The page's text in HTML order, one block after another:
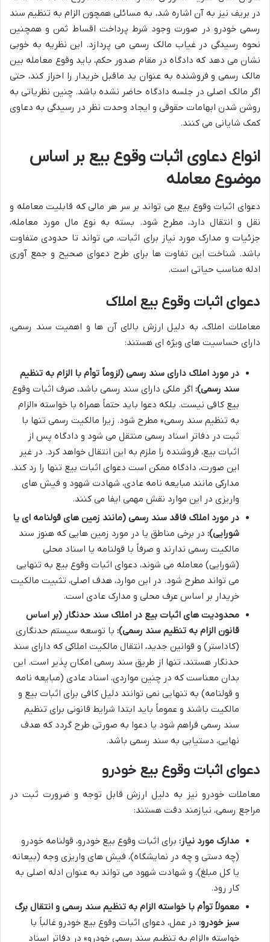
در بریف نیز به آن اشاره شد، به مسائلی همچون الزام به تنظیم سند
رسمی خودرو در صورت وجود شرط پرداخت اقساط ثمن و همچنین
نحوه رسیدگی در غیاب مالک رسمی می پردازد. این نظریه به خوبی
نشان می دهد که دادگاه در مقام صدور حکم، باید وقوع معامله بین
مالک رسمی و فروشنده به عنوان ید ماقبل خریدار را احراز کند، حتی
اگر مالک اصلی در جلسه دادگاه حاضر نشده باشد. چنین نظریاتی به
روشن شدن ابهامات حقوقی و ایجاد وحدت نظر در رسیدگی به دعاوی
کمک شایانی می کنند.
انواع دعاوی اثبات وقوع بیع بر اساس
موضوع معامله
دعوای اثبات وقوع بیع می تواند بر سر هر مالی که قابلیت معامله و
نقل و انتقال دارد، مطرح شود. بسته به نوع مال مورد معامله،
جزئیات و مدارک مورد نیاز برای اثبات، می تواند تا حدودی متفاوت
باشد. شناخت این تفاوت ها برای طرح دعوای صحیح و جمع آوری
ادله مناسب حیاتی است.
دعوای اثبات وقوع بیع املاک
معاملات املاک، به دلیل ارزش بالای آن ها و اهمیت سند رسمی،
دارای حساسیت های ویژه ای هستند:
در مورد املاک دارای سند رسمی (لزوماً توأم با الزام به تنظیم
سند رسمی): اگر ملکی دارای سند رسمی باشد، صرف اثبات وقوع
بیع کافی نیست. بلکه دعوا باید حتماً همراه با خواسته «الزام
به تنظیم سند رسمی» مطرح شود. زیرا مالکیت رسمی تنها با
ثبت در دفاتر اسناد رسمی منتقل می شود و دادگاه پس از
اثبات بیع، فروشنده را ملزم به این انتقال خواهد کرد. در غیر
این صورت، دادگاه ممکن است دعوای اثبات بیع تنها را رد کند.
مدارکی مانند مبایعه نامه عادی، شهادت شهود و فیش های
واریزی در این موارد نقش مهمی ایفا می کنند.
در مورد املاک فاقد سند رسمی (مانند زمین های قولنامه ای یا
شورایی): در برخی مناطق یا در مورد زمین هایی که هنوز سند
مالکیت رسمی ندارند و صرفاً با قولنامه یا اسناد محلی
(شورایی) معامله می شوند، دعوای اثبات وقوع بیع به تنهایی
می تواند مطرح شود. در این موارد، هدف اصلی، تثبیت مالکیت
خریدار بر اساس عرف محلی و مدارک عادی است.
محدودیت های اثبات بیع در املاک سند حدنگار (بر اساس
قانون الزام به تنظیم سند رسمی): با توسعه سیستم حدنگاری
(کاداستر) و قوانین جدید، انتقال مالکیت املاکی که دارای سند
حدنگار هستند، تنها از طریق سند رسمی امکان پذیر است. این
بدان معناست که در چنین مواردی، اسناد عادی (مبایعه نامه
و قولنامه) به تنهایی نمی توانند دلیل کافی برای اثبات بیع و
مالکیت باشند و عموماً باید ابتدا شرایط قانونی برای تنظیم
سند رسمی فراهم شود یا دعوا به صورتی طرح گردد که هدف
نهایی، دستیابی به سند رسمی باشد.
دعوای اثبات وقوع بیع خودرو
معاملات خودرو نیز به دلیل ارزش قابل توجه و ضرورت ثبت در
مراجع رسمی، نیازمند دقت هستند:
مدارک مورد نیاز: برای اثبات وقوع بیع خودرو، قولنامه خودرو
(چه دستی و چه در نمایشگاه)، فیش های واریزی وجه (بیعانه
یا کل مبلغ)، و شهادت شهود می تواند به عنوان ادله اصلی به
کار رود.
معمولاً توأم با خواسته الزام به تنظیم سند رسمی و انتقال برگ
سبز خودرو: در عمل، دعوای اثبات وقوع بیع خودرو غالباً با
خواسته «الزام به تنظیم سند رسمی خودرو» در دفاتر اسناد